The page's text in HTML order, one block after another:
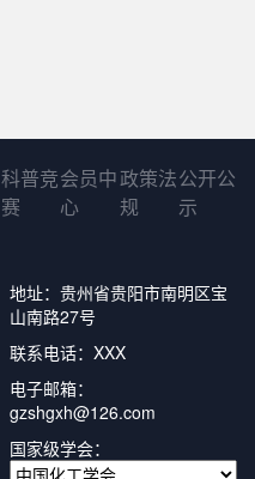
科普竞
赛
会员中
心
政策法
规
公开公
示
地址：贵州省贵阳市南明区宝
山南路27号
联系电话：XXX
电子邮箱：
gzshgxh@126.com
国家级学会：